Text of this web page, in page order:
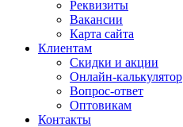
Реквизиты
Вакансии
Карта сайта
Клиентам
Скидки и акции
Онлайн-калькулятор
Вопрос-ответ
Оптовикам
Контакты